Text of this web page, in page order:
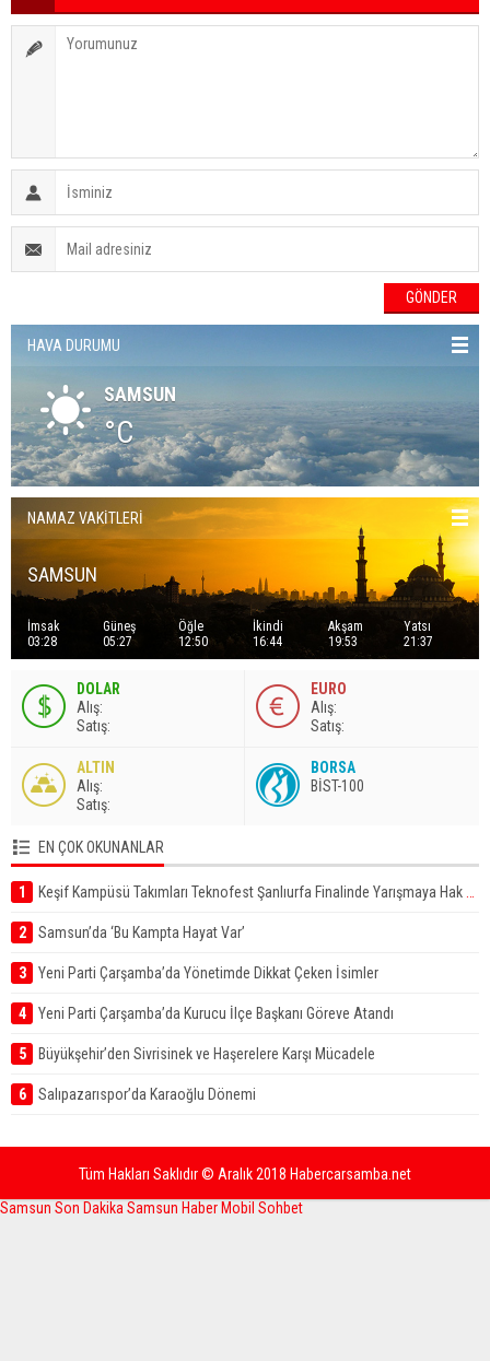
HAVA DURUMU
SAMSUN
°C
NAMAZ VAKİTLERİ
SAMSUN
İmsak
03:28
Güneş
05:27
Öğle
12:50
İkindi
16:44
Akşam
19:53
Yatsı
21:37
DOLAR
A lış:
Satış:
EURO
A lış:
Satış:
ALTIN
A lış:
Satış:
BORSA
BİST-100
EN ÇOK OKUNANLAR
1 Keşif Kampüsü Takımları Teknofest Şanlıurfa Finalinde Yarışmaya Hak Kazandı
2 Samsun’da ‘Bu Kampta Hayat Var’
3 Yeni Parti Çarşamba’da Yönetimde Dikkat Çeken İsimler
4 Yeni Parti Çarşamba’da Kurucu İlçe Başkanı Göreve Atandı
5 Büyükşehir’den Sivrisinek ve Haşerelere Karşı Mücadele
6 Salıpazarıspor’da Karaoğlu Dönemi
Tüm Hakları Saklıdır © Aralık 2018 Habercarsamba.net
Samsun Son Dakika Samsun Haber Mobil Sohbet